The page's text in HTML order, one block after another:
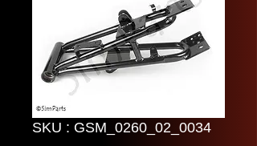
SKU : GSM_0260_02_0034